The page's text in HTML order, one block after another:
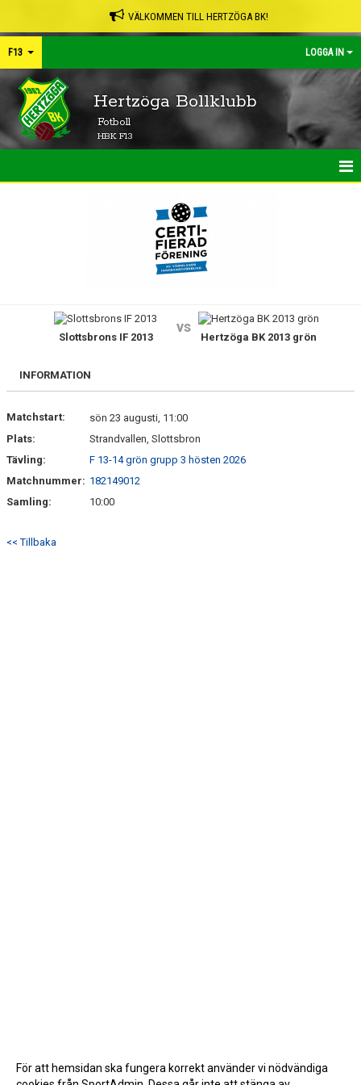
VÄLKOMMEN TILL HERTZÖGA BK!
F13 LOGGA IN
Hertzöga Bollklubb
Fotboll
HBK F13
BILDGALLERI
KONTAKT
Slottsbrons IF 2013
vs
Hertzöga BK 2013 grön
INFORMATION
Matchstart:
sön 23 augusti, 11:00
Plats:
Strandvallen, Slottsbron
Tävling:
F 13-14 grön grupp 3 hösten 2026
Matchnummer: 182149012
Samling:
10:00
<< Tillbaka
För att hemsidan ska fungera korrekt använder vi nödvändiga